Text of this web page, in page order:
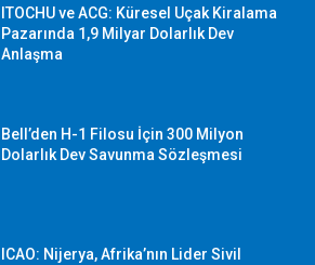
ITOCHU ve ACG: Küresel Uçak Kiralama
Pazarında 1,9 Milyar Dolarlık Dev
Anlaşma
Bell’den H-1 Filosu İçin 300 Milyon
Dolarlık Dev Savunma Sözleşmesi
ICAO: Nijerya, Afrika’nın Lider Sivil